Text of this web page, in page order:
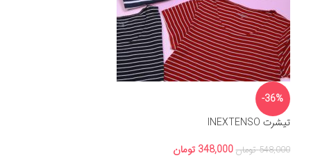
-36%
تیشرت INEXTENSO
548,000 تومان 348,000 تومان